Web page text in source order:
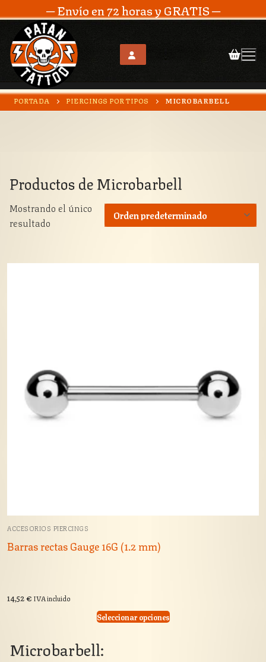
Ir
al
─ Envío en 72 horas y GRATIS ─
PORTADA PIERCINGS POR TIPOS MICROBARBELL
Productos deMicrobarbell
Mostrando el único
resultado
ACCESORIOS PIERCINGS
Barras rectas Gauge 16G (1.2 mm)
14,52€ IVA incluido
Seleccionar opciones
Microbarbell: